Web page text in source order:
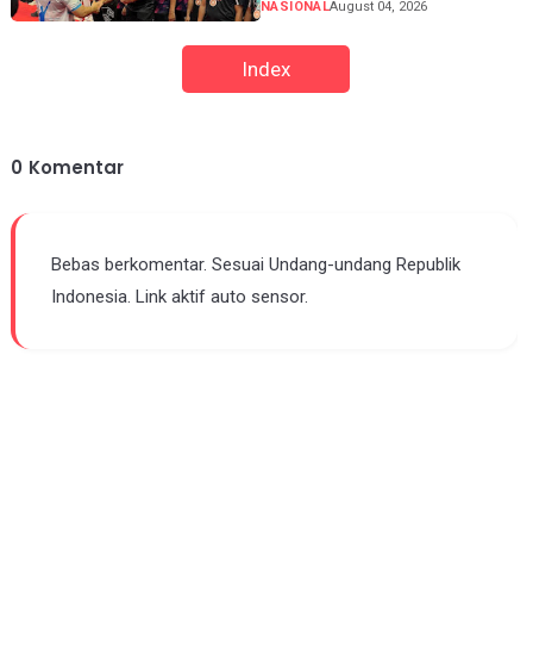
NASIONALAugust 04, 2026
Index
0 Komentar
Bebas berkomentar. Sesuai Undang-undang Republik
Indonesia. Link aktif auto sensor.